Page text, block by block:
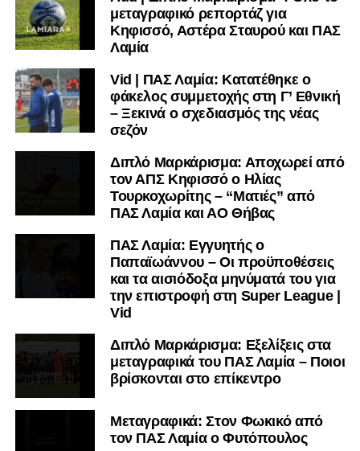
μεταγραφικό ρεπορτάζ για
Κηφισσό, Αστέρα Σταυρού και ΠΑΣ
Λαμία
Vid | ΠΑΣ Λαμία: Κατατέθηκε ο
φάκελος συμμετοχής στη Γ’ Εθνική
– Ξεκινά ο σχεδιασμός της νέας
σεζόν
Διπλό Μαρκάρισμα: Αποχωρεί από
τον ΑΠΣ Κηφισσό ο Ηλίας
Τουρκοχωρίτης – “Ματιές” από
ΠΑΣ Λαμία και ΑΟ Θήβας
ΠΑΣ Λαμία: Εγγυητής ο
Παπαϊωάννου – Οι προϋποθέσεις
και τα αισιόδοξα μηνύματά του για
την επιστροφή στη Super League |
Vid
Διπλό Μαρκάρισμα: Εξελίξεις στα
μεταγραφικά του ΠΑΣ Λαμία – Ποιοι
βρίσκονται στο επίκεντρο
Μεταγραφικά: Στον Φωκικό από
τον ΠΑΣ Λαμία ο Φυτόπουλος